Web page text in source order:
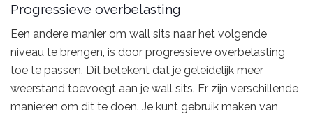
Progressieve overbelasting
Een andere manier om wall sits naar het volgende
niveau te brengen, is door progressieve overbelasting
toe te passen. Dit betekent dat je geleidelijk meer
weerstand toevoegt aan je wall sits. Er zijn verschillende
manieren om dit te doen. Je kunt gebruik maken van